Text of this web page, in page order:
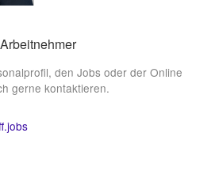
den Jobs oder der Online
gerne kontaktieren.